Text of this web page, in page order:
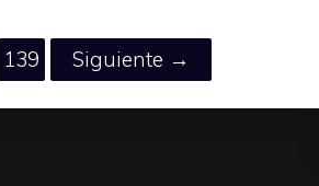
Página
139 Siguiente →